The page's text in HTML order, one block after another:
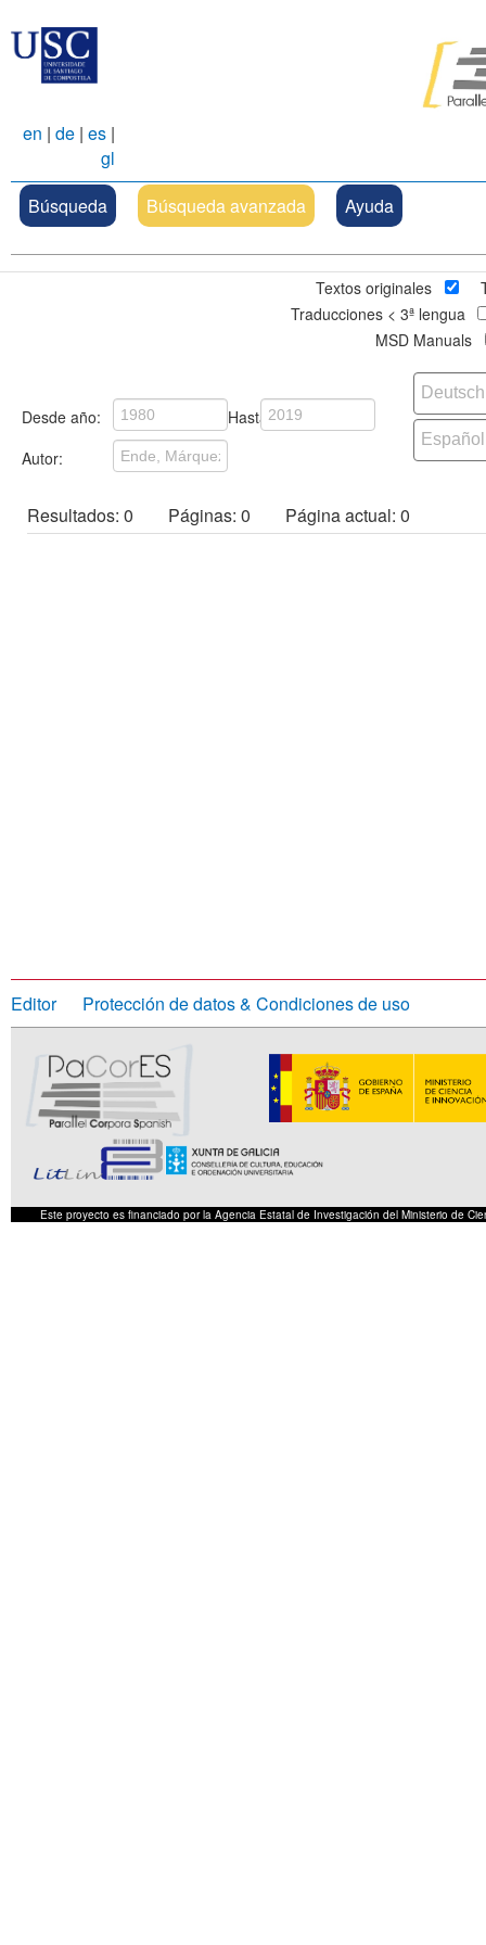
en | de | es |
gl
Búsqueda
Búsqueda avanzada Ayuda
Textos originales
Traducciones < 3ª lengua
MSD Manuals
Desde año:
Hasta:
Autor:
Resultados: 0 Páginas: 0 Página actual: 0
Editor Protección de datos & Condiciones de uso
Este proyecto es financiado por la Agencia Estatal de Investigación del Ministerio de